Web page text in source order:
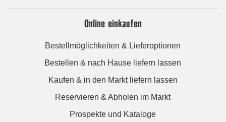
Online einkaufen
Bestellmöglichkeiten & Lieferoptionen
Bestellen & nach Hause liefern lassen
Kaufen & in den Markt liefern lassen
Reservieren & Abholen im Markt
Prospekte und Kataloge